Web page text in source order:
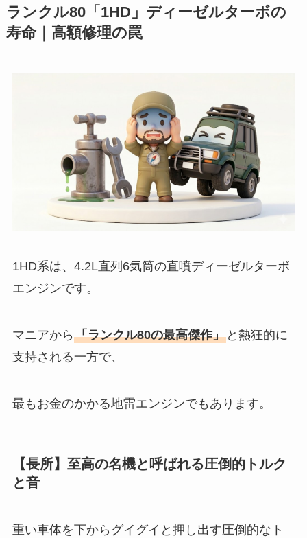
ランクル80「1HD」ディーゼルターボの
寿命｜高額修理の罠
1HD系は、4.2L直列6気筒の直噴ディーゼルターボ
エンジンです。
マニアから 「ランクル80の最高傑作」と熱狂的に
支持される一方で、
最もお金のかかる地雷エンジンでもあります。
【長所】至高の名機と呼ばれる圧倒的トルク
と音
重い車体を下からグイグイと押し出す圧倒的なト